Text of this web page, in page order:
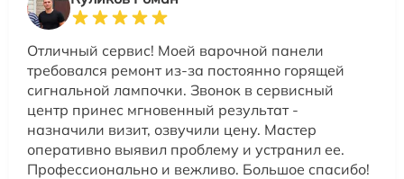
Отличный сервис! Моей варочной панели
требовался ремонт из-за постоянно горящей
сигнальной лампочки. Звонок в сервисный
центр принес мгновенный результат -
назначили визит, озвучили цену. Мастер
оперативно выявил проблему и устранил ее.
Профессионально и вежливо. Большое спасибо!